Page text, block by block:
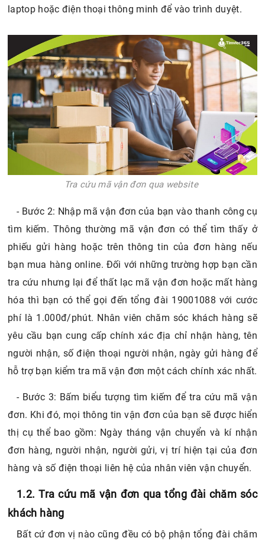
laptop hoặc điện thoại thông minh để vào trình duyệt.
Tra cứu mã vận đơn qua website
- Bước 2: Nhập mã vận đơn của bạn vào thanh công cụ
tìm kiếm. Thông thường mã vận đơn có thể tìm thấy ở
phiếu gửi hàng hoặc trên thông tin của đơn hàng nếu
bạn mua hàng online. Đối với những trường hợp bạn cần
tra cứu nhưng lại để thất lạc mã vận đơn hoặc mất hàng
hóa thì bạn có thể gọi đến tổng đài 19001088 với cước
phí là 1.000đ/phút. Nhân viên chăm sóc khách hàng sẽ
yêu cầu bạn cung cấp chính xác địa chỉ nhận hàng, tên
người nhận, số điện thoại người nhận, ngày gửi hàng để
hỗ trợ bạn kiểm tra mã vận đơn một cách chính xác nhất.
- Bước 3: Bấm biểu tượng tìm kiếm để tra cứu mã vận
đơn. Khi đó, mọi thông tin vận đơn của bạn sẽ được hiển
thị cụ thể bao gồm: Ngày tháng vận chuyển và kí nhận
đơn hàng, người nhận, người gửi, vị trí hiện tại của đơn
hàng và số điện thoại liên hệ của nhân viên vận chuyển.
1.2. Tra cứu mã vận đơn qua tổng đài chăm sóc
khách hàng
Bất cứ đơn vị nào cũng đều có bộ phận tổng đài chăm